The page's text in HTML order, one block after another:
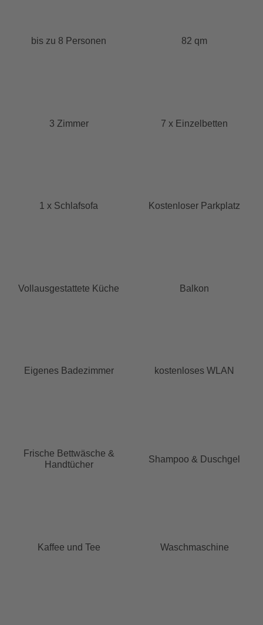
bis zu 8 Personen 82 qm
3 Zimmer 7 x Einzelbetten
1 x Schlafsofa Kostenloser Parkplatz
Vollausgestattete Küche Balkon
Eigenes Badezimmer kostenloses WLAN
Frische Bettwäsche &
Handtücher
Shampoo & Duschgel
Kaffee und Tee Waschmaschine